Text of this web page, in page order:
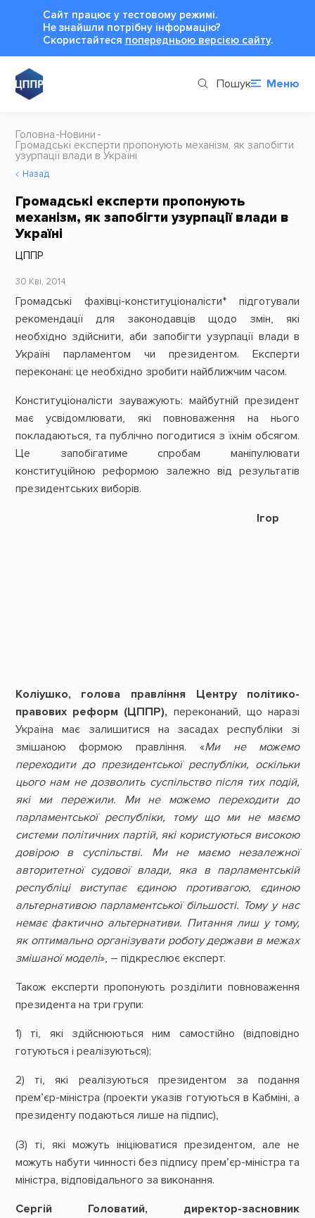
Сайт працює у тестовому режимі.
Не знайшли потрібну інформацію?
Cкористайтеся попередньою версією сайту.
Пошук Меню
Головна Новини
Громадські експерти пропонують механізм, як запобігти
узурпації влади в Україні
Назад
Громадські експерти пропонують
механізм, як запобігти узурпації влади в
Україні
ЦППР
30 Кві, 2014
Громадські фахівці-конституціоналісти* підготували
рекомендації для законодавців щодо змін, які
необхідно здійснити, аби запобігти узурпації влади в
Україні парламентом чи президентом. Експерти
переконані: це необхідно зробити найближчим часом.
Конституціоналісти зауважують: майбутній президент
має усвідомлювати, які повноваження на нього
покладаються, та публічно погодитися з їхнім обсягом.
Це запобігатиме спробам маніпулювати
конституційною реформою залежно від результатів
президентських виборів.
Ігор
Коліушко, голова правління Центру політико-
правових реформ (ЦППР), переконаний, що наразі
Україна має залишитися на засадах республіки зі
змішаною формою правління. «Ми не можемо
переходити до президентської республіки, оскільки
цього нам не дозволить суспільство після тих подій,
які ми пережили. Ми не можемо переходити до
парламентської республіки, тому що ми не маємо
системи політичних партій, які користуються високою
довірою в суспільстві. Ми не маємо незалежної
авторитетної судової влади, яка в парламентській
республіці виступає єдиною противагою, єдиною
альтернативою парламентської більшості. Тому у нас
немає фактично альтернативи. Питання лиш у тому,
як оптимально організувати роботу держави в межах
змішаної моделі», – підкреслює експерт.
Також експерти пропонують розділити повноваження
президента на три групи:
1) ті, які здійснюються ним самостійно (відповідно
готуються і реалізуються);
2) ті, які реалізуються президентом за подання
прем’єр-міністра (проекти указів готуються в Кабміні, а
президенту подаються лише на підпис),
(3) ті, які можуть ініціюватися президентом, але не
можуть набути чинності без підпису прем’єр-міністра та
міністра, відповідального за виконання.
Сергій Головатий, директор-засновник